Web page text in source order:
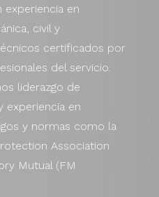
experiencia en
civil y
certificados por
del servicio.
liderazgo de
experiencia en
y normas como la
Association
Mutual (FM